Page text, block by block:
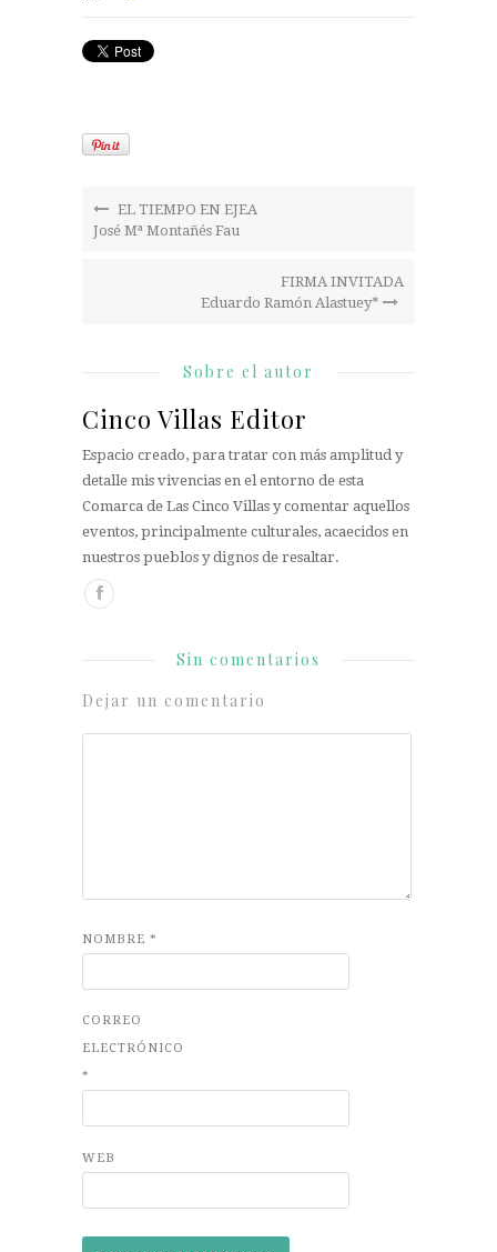
EL TIEMPO EN EJEA
José Mª Montañés Fau
FIRMA INVITADA
Eduardo Ramón Alastuey*
Sobre el autor
Cinco Villas Editor
Espacio creado, para tratar con más amplitud y
detalle mis vivencias en el entorno de esta
Comarca de Las Cinco Villas y comentar aquellos
eventos, principalmente culturales, acaecidos en
nuestros pueblos y dignos de resaltar.
Sin comentarios
Dejar un comentario
NOMBRE *
CORREO
ELECTRÓNICO
*
WEB